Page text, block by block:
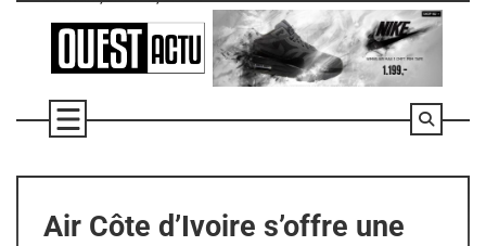
Air Côte d’Ivoire s’offre une